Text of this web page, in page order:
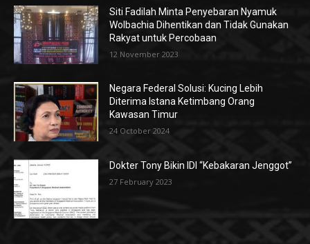
Siti Fadilah Minta Penyebaran Nyamuk
Wolbachia Dihentikan dan Tidak Gunakan
Rakyat untuk Percobaan
12 November 2023
Negara Federal Solusi: Kucing Lebih
Diterima Istana Ketimbang Orang
Kawasan Timur
24 October 2024
Dokter Tony Bikin IDI “Kebakaran Jenggot”
27 February 2023